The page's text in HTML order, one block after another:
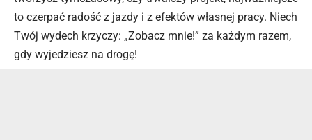
to czerpać radość z jazdy i z efektów własnej pracy. Niech
Twój wydech krzyczy: „Zobacz mnie!” za każdym razem,
gdy wyjedziesz na drogę!